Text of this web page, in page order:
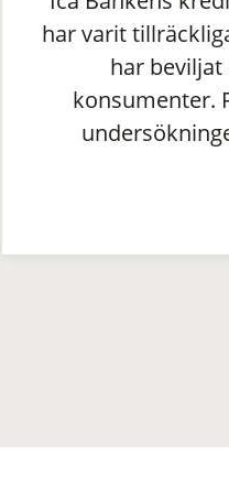
har varit
har beviljat
konsumenter.